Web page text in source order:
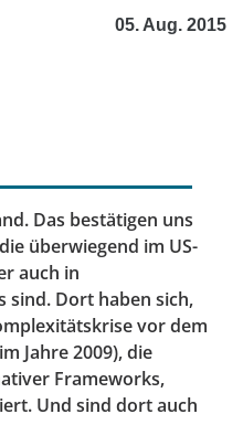
05. Aug. 2015
Das bestätigen uns
überwiegend im US-
auch in
Dort haben sich,
vor dem
Jahre 2009), die
Frameworks,
Und sind dort auch